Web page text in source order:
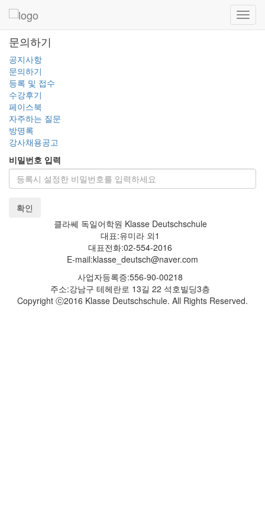
문의하기
공지사항
문의하기
등록 및 접수
수강후기
페이스북
자주하는 질문
방명록
강사채용공고
비밀번호 입력
확인
클라쎄 독일어학원 Klasse Deutschschule
대표:유미라 외1
대표전화:02-554-2016
E-mail:klasse_deutsch@naver.com
사업자등록증:556-90-00218
주소:강남구 테헤란로 13길 22 석호빌딩3층
Copyright ⓒ2016 Klasse Deutschschule. All Rights Reserved.